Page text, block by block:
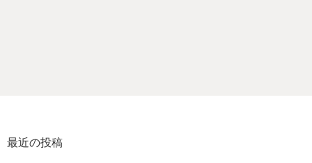
最近の投稿